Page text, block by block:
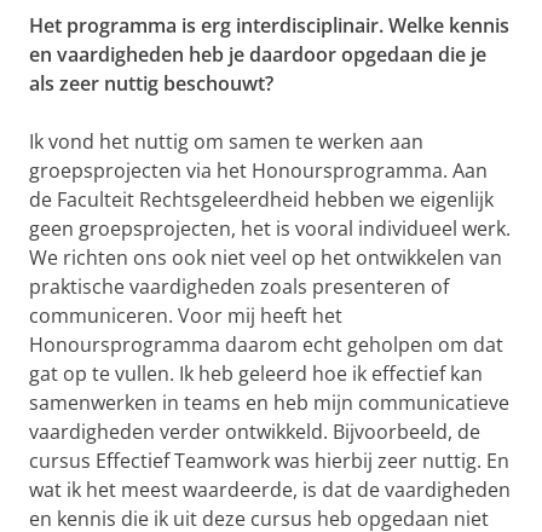
Het programma is erg interdisciplinair. Welke kennis
en vaardigheden heb je daardoor opgedaan die je
als zeer nuttig beschouwt?
Ik vond het nuttig om samen te werken aan
groepsprojecten via het Honoursprogramma. Aan
de Faculteit Rechtsgeleerdheid hebben we eigenlijk
geen groepsprojecten, het is vooral individueel werk.
We richten ons ook niet veel op het ontwikkelen van
praktische vaardigheden zoals presenteren of
communiceren. Voor mij heeft het
Honoursprogramma daarom echt geholpen om dat
gat op te vullen. Ik heb geleerd hoe ik effectief kan
samenwerken in teams en heb mijn communicatieve
vaardigheden verder ontwikkeld. Bijvoorbeeld, de
cursus Effectief Teamwork was hierbij zeer nuttig. En
wat ik het meest waardeerde, is dat de vaardigheden
en kennis die ik uit deze cursus heb opgedaan niet